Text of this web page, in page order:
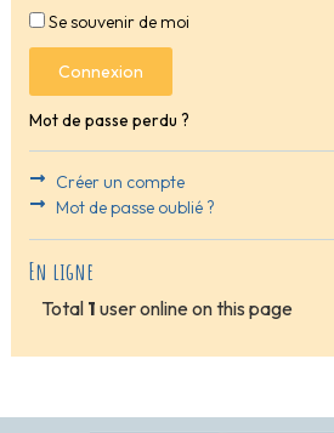
Se souvenir de moi
Connexion
Mot de passe perdu ?
Créer un compte
Mot de passe oublié ?
En ligne
Total 1 user online on this page